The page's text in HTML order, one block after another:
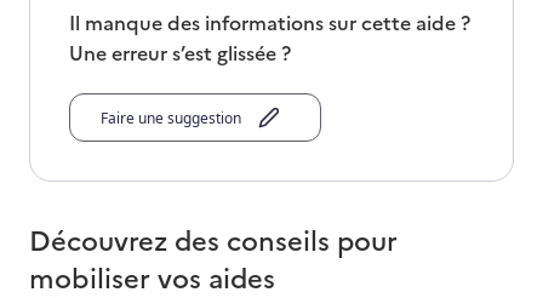
Il manque des informations sur cette aide ?
Une erreur s’est glissée ?
Faire une suggestion
Découvrez des conseils pour
mobiliser vos aides